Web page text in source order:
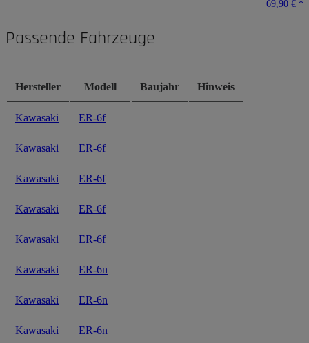
69,90 € *
Passende Fahrzeuge
Hersteller Modell Baujahr Hinweis
Kawasaki ER-6f
Kawasaki ER-6f
Kawasaki ER-6f
Kawasaki ER-6f
Kawasaki ER-6f
Kawasaki ER-6n
Kawasaki ER-6n
Kawasaki ER-6n